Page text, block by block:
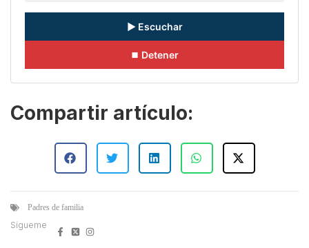
▶ Escuchar
⏹ Detener
Compartir artículo:
Padres de familia
Sígueme